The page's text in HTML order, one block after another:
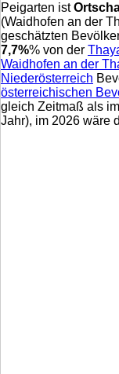
Peigarten ist
(Waidhofen an der
geschätzten
7,7%% von der
Waidhofen an der
Niederösterreich
österreichischen
gleich Zeitmaß als
Jahr), im 2026 wäre